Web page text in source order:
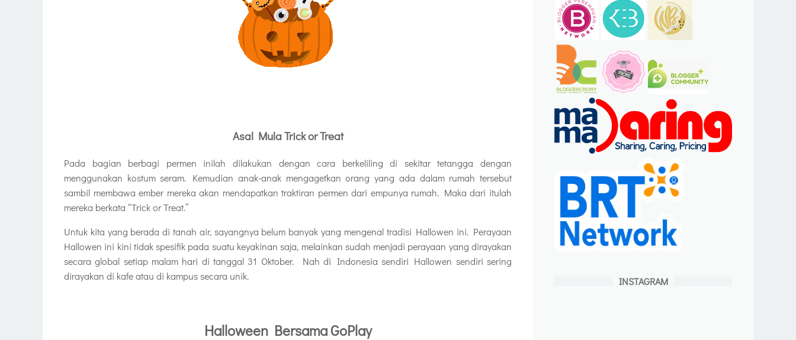
Asal Mula Trick or Treat
Pada bagian berbagi permen inilah dilakukan dengan cara berkeliling di sekitar tetangga dengan
menggunakan kostum seram. Kemudian anak-anak mengagetkan orang yang ada dalam rumah tersebut
sambil membawa ember mereka akan mendapatkan traktiran permen dari empunya rumah. Maka dari itulah
mereka berkata “Trick or Treat.”
Untuk kita yang berada di tanah air, sayangnya belum banyak yang mengenal tradisi Hallowen ini. Perayaan
Hallowen ini kini tidak spesifik pada suatu keyakinan saja, melainkan sudah menjadi perayaan yang dirayakan
secara global setiap malam hari di tanggal 31 Oktober. Nah di Indonesia sendiri Hallowen sendiri sering
dirayakan di kafe atau di kampus secara unik.
Halloween Bersama GoPlay
INSTAGRAM